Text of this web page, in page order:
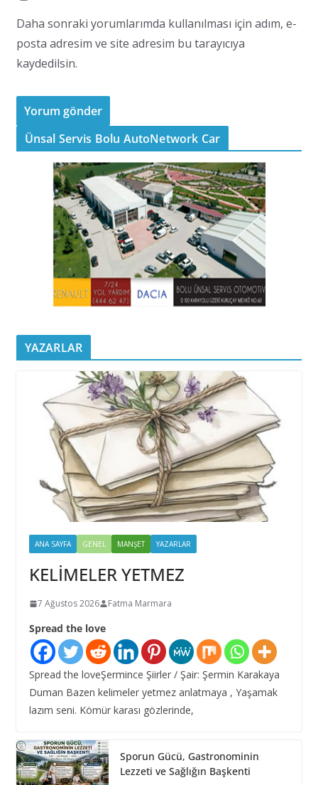
Daha sonraki yorumlarımda kullanılması için adım, e-
posta adresim ve site adresim bu tarayıcıya
kaydedilsin.
Ünsal Servis Bolu AutoNetwork Car
YAZARLAR
ANA SAYFA GENEL MANŞET YAZARLAR
KELİMELER YETMEZ
7 Ağustos 2026 Fatma Marmara
Spread the love
Spread the loveŞermince Şiirler / Şair: Şermin Karakaya
Duman Bazen kelimeler yetmez anlatmaya , Yaşamak
lazım seni. Kömür karası gözlerinde,
Sporun Gücü, Gastronominin
Lezzeti ve Sağlığın Başkenti